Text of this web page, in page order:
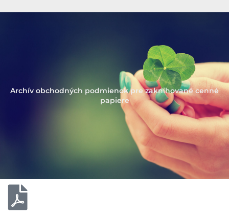
Archív obchodných podmienok pre zaknihované cenné
papiere